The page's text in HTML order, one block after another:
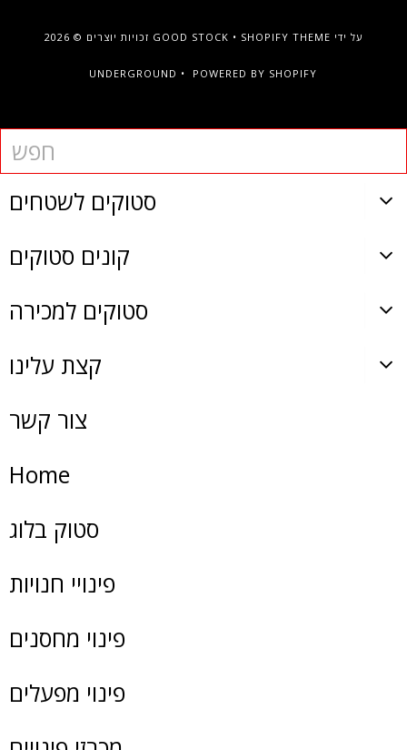
GOOD STOCK • SHOPIFY THEME
UNDERGROUND • POWERED BY SHOPIFY
סטוקים לשטחים
קונים סטוקים
סטוקים למכירה
קצת עלינו
צור קשר
Home
סטוק בלוג
פינויי חנויות
פינוי מחסנים
פינוי מפעלים